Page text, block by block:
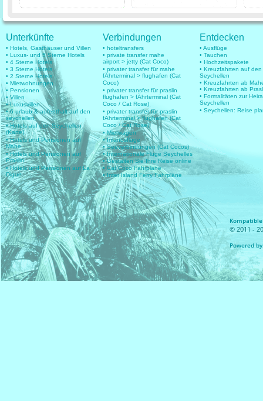
Unterkünfte
• Hotels, Gasthäuser und Villen
• Luxus- und 5 Sterne Hotels
• 4 Sterne Hotels
• 3 Sterne Hotels
• 2 Sterne Hotels
• Mietwohnungen
• Pensionen
• Villen
• Luxusvillen
• 6 urlaub & aufenthalt auf den
seychellen
• Hotels auf den Seychellen
(Karte)
• Hotels und Pensionen auf
Mahe
• Hotels und Pensionen auf
Praslin
• Hotels und Pensionen auf La
Digue
Verbindungen
• hoteltransfers
• private transfer mahe
airport > jetty (Cat Coco)
• privater transfer für mahe
fÄhrterminal > flughafen (Cat
Coco)
• privater transfer für praslin
flughafen > fÄhrterminal (Cat
Coco / Cat Rose)
• privater transfer für praslin
fÄhrterminal > flughafen (Cat
Coco / Cat Rose)
• Mietwagen
• Inlandsflüge
• Seeverbindungen (Cat Cocos)
• Internationale Flüge Seychelles
• Gestalten Sie Ihre Reise online
• Cat Coco Fahrpläne
• Inter Island Ferry Fahrpläne
Entdecken
• Ausflüge
• Tauchen
• Hochzeitspakete
• Kreuzfahrten auf den
Seychellen
• Kreuzfahrten ab
• Kreuzfahrten ab
• Formalitäten zur
Seychellen
• Seychellen: Reise
© 2011 -
Powered by